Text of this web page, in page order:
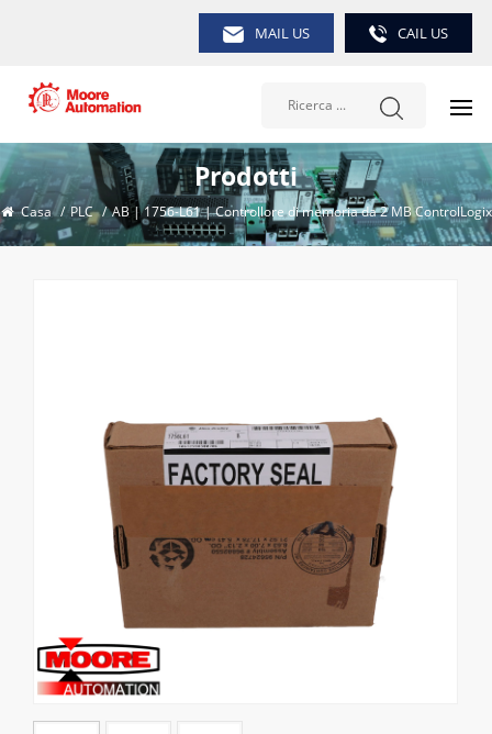
MAIL US CAIL US
Prodotti
Casa / PLC / AB | 1756-L61 | Controllore di memoria da 2 MB ControlLogix